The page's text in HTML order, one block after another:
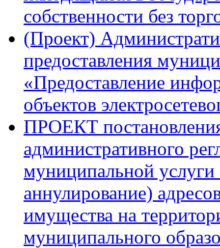
собственности без
(Проект)
предоставления
«Предоставление
объектов
ПРОЕКТ
административного
муниципальной
аннулирование)
имущества на
муниципального